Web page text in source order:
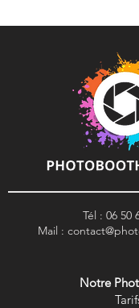
Tél : 06 50
Mail :
Notre